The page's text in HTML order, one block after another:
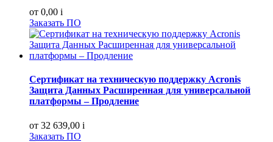
от 0,00 i
Заказать ПО
Сертификат на техническую поддержку Acronis
Защита Данных Расширенная для универсальной
платформы – Продление
от 32 639,00 i
Заказать ПО